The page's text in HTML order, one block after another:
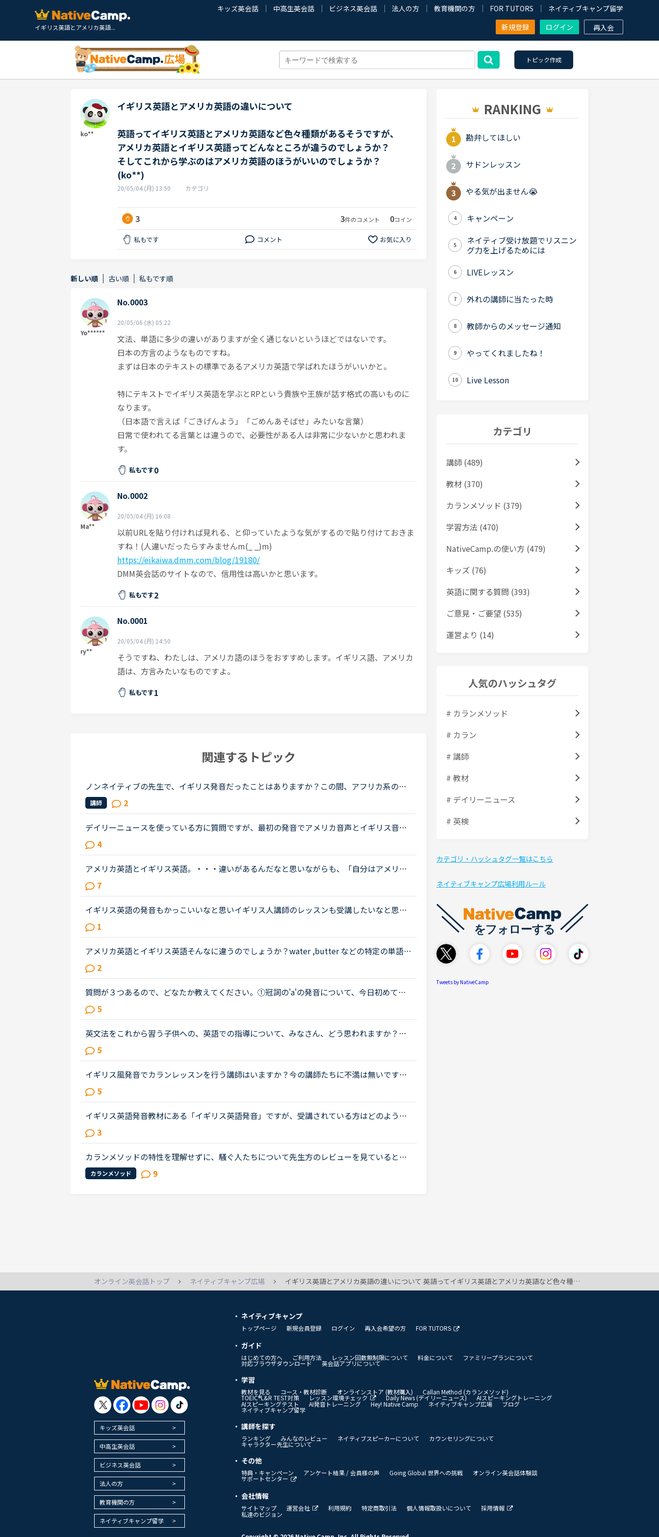
イギリス英語とアメリカ英語...
キッズ英会話 中高生英会話 ビジネス英会話 法人の方 教育機関の方 FOR TUTORS
ネイティブキャンプ留学
新規登録
ログイン 再入会
トピック作成
ko**
イギリス英語とアメリカ英語の違いについて
英語ってイギリス英語とアメリカ英語など色々種類があるそうですが、
アメリカ英語とイギリス英語ってどんなところが違うのでしょうか？
そしてこれから学ぶのはアメリカ英語のほうがいいのでしょうか？
(ko**)
20/05/04 (月) 13:50 カテゴリ
3 3件のコメント 0コイン
私もです コメント お気に入り
新しい順 古い順 私もです順
Yo******
No.0003
20/05/06 (水) 05:22
文法、単語に多少の違いがありますが全く通じないというほどではないです。
日本の方言のようなものですね。
まずは日本のテキストの標準であるアメリカ英語で学ばれたほうがいいかと。
特にテキストでイギリス英語を学ぶとRPという貴族や王族が話す格式の高いものに
なります。
（日本語で言えば「ごきげんよう」「ごめんあそばせ」みたいな言葉）
日常で使われてる言葉とは違うので、必要性がある人は非常に少ないかと思われま
す。
私もです0
Ma**
No.0002
20/05/04 (月) 16:08
以前URLを貼り付ければ見れる、と仰っていたような気がするので貼り付けておきま
すね！(人違いだったらすみませんm(_ _)m)
https://eikaiwa.dmm.com/blog/19180/
DMM英会話のサイトなので、信用性は高いかと思います。
私もです2
ry**
No.0001
20/05/04 (月) 14:50
そうですね、わたしは、アメリカ語のほうをおすすめします。イギリス語、アメリカ
語は、方言みたいなものですよ。
私もです1
関連するトピック
ノンネイティブの先生で、イギリス発音だったことはありますか？この間、アフリカ系の女
性の先生の授業を受けました。私は比較的アメリカ英語を今までに習ってきているので発音
も完璧ではないですが、アメリカ英...
講師 2
デイリーニュースを使っている方に質問ですが、最初の発音でアメリカ音声とイギリス音声
どっち使ってますか？フィリピン人の先生だと「アメリカ音声でいい？」と聞かれることが
多いのでいつもアメリカ音声オンリ...
4
アメリカ英語とイギリス英語。・・・違いがあるんだなと思いながらも、「自分はアメリカ
英語を学びたい！」「イギリス英語の方が正当だ！」などと意識したことはありませんでし
た。先日、セルビアの先生のレッス...
7
イギリス英語の発音もかっこいいなと思いイギリス人講師のレッスンも受講したいなと思っ
ています。アメリカ英語ばかりきいているのでアメリカ英語になじみがあるのですが、日本
人はアメリカ英語とイギリス英語で...
1
アメリカ英語とイギリス英語そんなに違うのでしょうか？water ,butter などの特定の単語の
発音の違いは分かるのですが微妙な違いには気づけない初心者です。アメリカ英語を学びた
くてネイティブオプションを付け...
2
質問が３つあるので、どなたか教えてください。①冠詞の'a'の発音について、今日初めて指
摘されましたが、正直よくわかりません。講師は「エイ」と「ア」はイギリス英語とアメリ
カ英語の違いと説明してくれました...
5
英文法をこれから習う子供への、英語での指導について、みなさん、どう思われますか？私
は、説明そのものを英語で行うのは、少なくとも中学校の文法の範囲が一通り終わらない
と、なかなか厳しいのではないかと思...
5
イギリス風発音でカランレッスンを行う講師はいますか？今の講師たちに不満は無いです
が、せっかくオーディオがイギリス英語なので、レッスン中もイギリス英語の発音で受けた
いと考えました。イギリス人講師は人...
5
イギリス英語発音教材にある「イギリス英語発音」ですが、受講されている方はどのような
理由でこちらを選んでいますか？やっぱりイギリス留学などを考えている方が多いのでしょ
うか？最近イギリスのBBCドラマを観...
3
カランメソッドの特性を理解せずに、騒ぐ人たちについて先生方のレビューを見ていると、
カランの進め方について苦言を呈しているレビューが目立つように思いました。これについ
て、個人的には「それは、生徒の方...
カランメソッド 9
RANKING
勘弁してほしい
サドンレッスン
やる気が出ません😭
4 キャンペーン
5
ネイティブ受け放題でリスニン
グ力を上げるためには
6 LIVEレッスン
7 外れの講師に当たった時
8 教師からのメッセージ通知
9 やってくれましたね！
10 Live Lesson
カテゴリ
講師 (489)
教材 (370)
カランメソッド (379)
学習方法 (470)
NativeCamp.の使い方 (479)
キッズ (76)
英語に関する質問 (393)
ご意見・ご要望 (535)
運営より (14)
人気のハッシュタグ
# カランメソッド
# カラン
# 講師
# 教材
# デイリーニュース
# 英検
カテゴリ・ハッシュタグ一覧はこちら
ネイティブキャンプ広場利用ルール
Tweets by NativeCamp
オンライン英会話トップ ネイティブキャンプ広場 イギリス英語とアメリカ英語の違いについて 英語ってイギリス英語とアメリカ英語など色々種類があるそうですが、アメリカ英語とイギリス英語ってどんなところが違うのでしょうか？ そしてこれから学ぶのはアメリカ英語のほうがいいのでしょうか？ (ko**)
キッズ英会話
中高生英会話
ビジネス英会話
法人の方
教育機関の方
ネイティブキャンプ留学
ネイティブキャンプ
トップページ 新規会員登録 ログイン 再入会希望の方 FOR TUTORS
ガイド
はじめての方へ ご利用方法 レッスン回数無制限について 料金について ファミリープランについて
対応ブラウザダウンロード 英会話アプリについて
学習
教材を見る コース・教材診断 オンラインストア (教材購入) Callan Method (カランメソッド)
TOEIC®L&R TEST対策 レッスン環境チェック Daily News (デイリーニュース)
AIスピーキングトレーニング
AIスピーキングテスト
AI発音トレーニング Hey! Native Camp ネイティブキャンプ広場 ブログ
ネイティブキャンプ留学
講師を探す
ランキング みんなのレビュー ネイティブスピーカーについて カウンセリングについて
キャラクター先生について
その他
特典・キャンペーン アンケート結果 / 会員様の声 Going Global 世界への挑戦 オンライン英会話体験談
サポートセンター
会社情報
サイトマップ 運営会社 利用規約 特定商取引法 個人情報取扱いについて 採用情報
私達のビジョン